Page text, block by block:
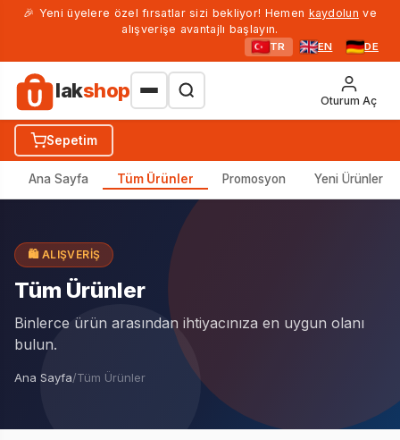
🎉 Yeni üyelere özel fırsatlar sizi bekliyor! Hemen kaydolun ve
alışverişe avantajlı başlayın.
TR EN DE
lakshop Oturum Aç
Sepetim
Ana Sayfa Tüm Ürünler Promosyon Yeni Ürünler
🛍️ ALIŞVERIŞ
Tüm Ürünler
Binlerce ürün arasından ihtiyacınıza en uygun olanı
bulun.
Ana Sayfa/Tüm Ürünler